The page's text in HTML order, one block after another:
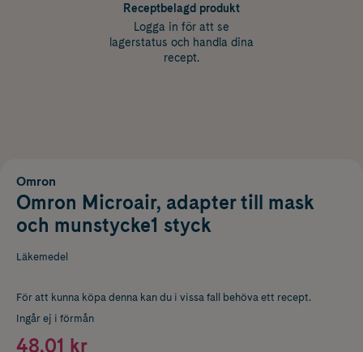
Receptbelagd produkt
Logga in för att se
lagerstatus och handla dina
recept.
Omron
Omron Microair, adapter till mask
och munstycke1 styck
Läkemedel
För att kunna köpa denna kan du i vissa fall behöva ett recept.
Ingår ej i förmån
48,01 kr